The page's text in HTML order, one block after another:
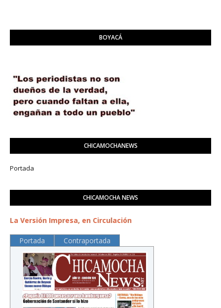
BOYACÁ
CHICAMOCHANEWS
Portada
CHICAMOCHA NEWS
La Versión Impresa, en Circulación
Portada Contraportada